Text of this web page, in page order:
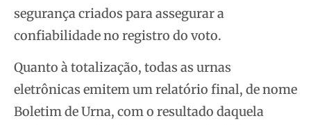
segurança criados para assegurar a
confiabilidade no registro do voto.
Quanto à totalização, todas as urnas
eletrônicas emitem um relatório final, de nome
Boletim de Urna, com o resultado daquela